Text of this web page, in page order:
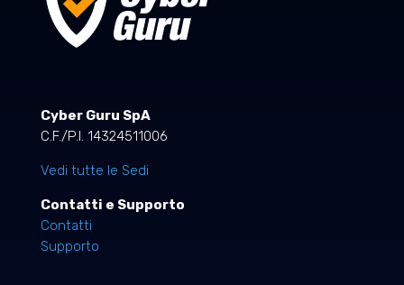
Cyber Guru SpA
C.F./P.I. 14324511006
Vedi tutte le Sedi
Contatti e Supporto
Contatti
Supporto